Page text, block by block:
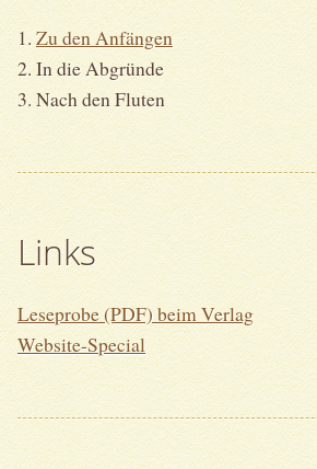
1.Zu den Anfängen
2. In die Abgründe
3. Nach den Fluten
Links
Leseprobe (PDF) beim Verlag
Website-Special